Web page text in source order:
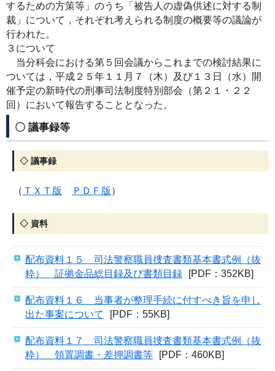
するための方策等」のうち「被告人の虚偽供述に対する制
裁」について，それぞれ考えられる制度の概要等の議論が
行われた。
３について
当分科会における第５回会議からこれまでの検討結果に
ついては，平成２５年１１月７（木）及び１３日（水）開
催予定の新時代の刑事司法制度特別部会（第２１・２２
回）において報告することとなった。
〇 議事録等
◇ 議事録
（ ＴＸＴ版 ＰＤＦ版 ）
◇ 資料
配布資料１５ 司法警察職員捜査書類基本書式例（抜
粋） 証拠金品総目録及び書類目録
[PDF：352KB]
配布資料１６ 当事者が整理手続に付すべき旨を申し
出た事案について
[PDF：55KB]
配布資料１７ 司法警察職員捜査書類基本書式例（抜
粋） 領置調書・差押調書等
[PDF：460KB]